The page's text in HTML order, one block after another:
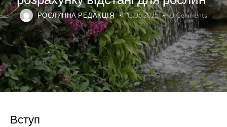
РОСЛИННА РЕДАКЦІЯ 13.06.2025 0 Comments
Вступ